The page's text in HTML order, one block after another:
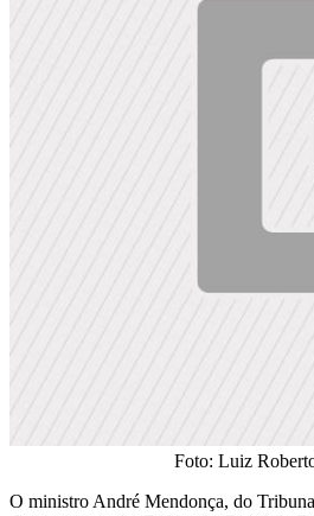
Foto: Luiz
O ministro André Mendonça, do